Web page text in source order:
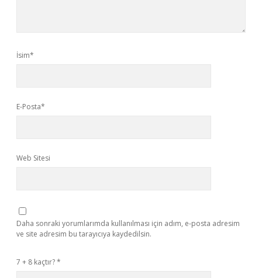
İsim*
E-Posta*
Web Sitesi
Daha sonraki yorumlarımda kullanılması için adım, e-posta adresim
ve site adresim bu tarayıcıya kaydedilsin.
7 + 8 kaçtır?*